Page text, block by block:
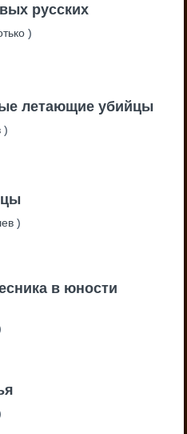
русских
)
летающие убийцы
)
)
в юности